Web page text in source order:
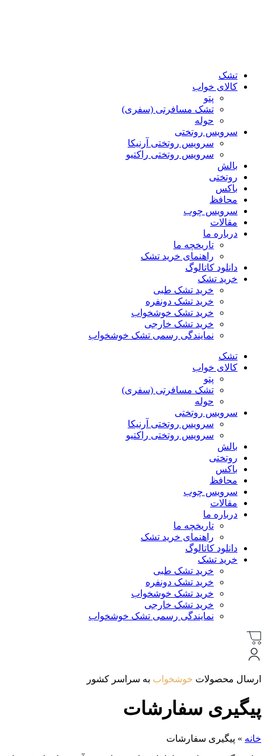
تشک
کالای خواب
پتو
تشک مسافرتی (سفری)
حوله
سرویس روتختی
سرویس روتختی آرنیکا
سرویس روتختی راکتیو
بالش
روتختی
باکس
محافظ
سرویس چوب
مقالات
درباره ما
تاریخچه ما
راهنمای خرید تشک
دانلود کاتالوگ
خرید تشک
خرید تشک طبی
خرید تشک دونفره
خرید تشک خوشخواب
خرید تشک خارجی
نمایندگی رسمی تشک خوشخواب
تشک
کالای خواب
پتو
تشک مسافرتی (سفری)
حوله
سرویس روتختی
سرویس روتختی آرنیکا
سرویس روتختی راکتیو
بالش
روتختی
باکس
محافظ
سرویس چوب
مقالات
درباره ما
تاریخچه ما
راهنمای خرید تشک
دانلود کاتالوگ
خرید تشک
خرید تشک طبی
خرید تشک دونفره
خرید تشک خوشخواب
خرید تشک خارجی
نمایندگی رسمی تشک خوشخواب
ارسال محصولات خوشخواب به سراسر کشور
پیگیری سفارشات
خانه » پیگیری سفارشات